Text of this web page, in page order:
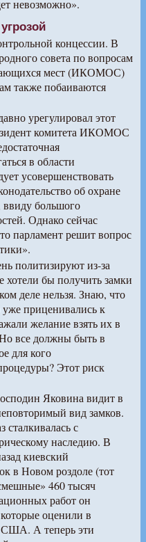
невозможно».
концессии. В
совета по вопросам
мест (ИКОМОС)
также побаиваются
урегулировал этот
комитета ИКОМОС
в области
усовершенствовать
об охране
ввиду большого
Однако сейчас
парламент решит вопрос
политизируют из-за
хотели бы получить замки
деле нельзя. Знаю, что
уже приценивались к
желание взять их в
все должны быть в
для кого
Этот риск
Яковина видит в
вид замков.
сталкивалась с
наследию. В
киевский
в Новом роздоле (тот
460 тысяч
работ он
оценили в
США. А теперь эти